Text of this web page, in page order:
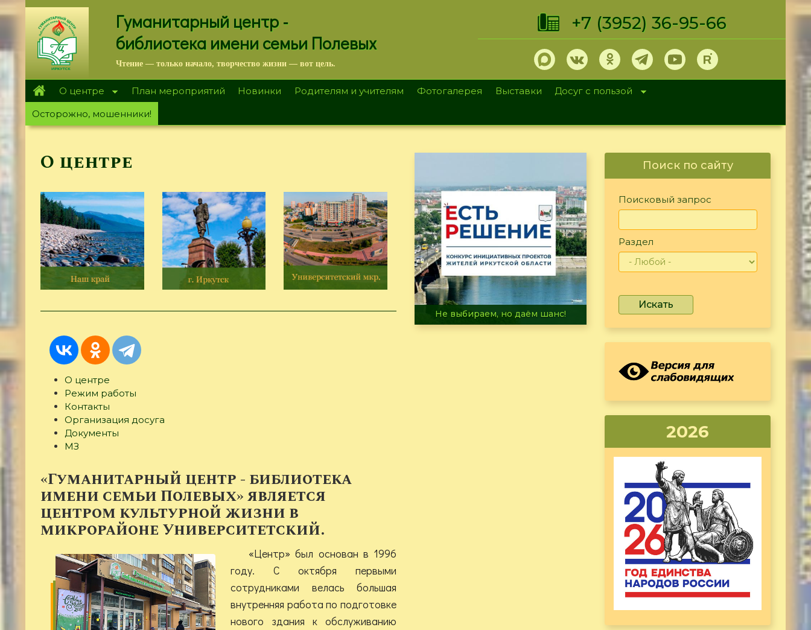
Перейти
к
основному
содержанию
Гуманитарный центр -
библиотека имени семьи Полевых
Чтение — только начало, творчество жизни — вот цель.
+7 (3952) 36-95-66
О центре План мероприятий Новинки Родителям и учителям Фотогалерея Выставки
Досуг с пользой
Осторожно, мошенники!
О центре
О центре
Режим работы
Контакты
Организация досуга
Документы
МЗ
«Гуманитарный центр - библиотека
имени семьи Полевых» является
центром культурной жизни в
микрорайоне Университетский.
«Центр» был основан в 1996
году. С октября первыми
сотрудниками велась большая
внутренняя работа по подготовке
нового здания к обслуживанию
В огне не горит, в воде не тонет
Поиск по сайту
Поисковый запрос
Раздел
Искать
2026